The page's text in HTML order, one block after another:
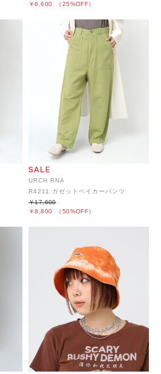
￥6,600 （25%OFF）
URCH RNA
R4211 ガゼットベイカーパンツ
￥8,800 （50%OFF）
￥17,600